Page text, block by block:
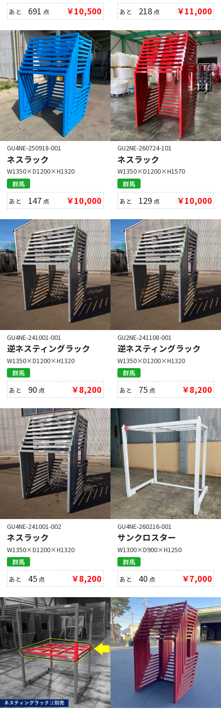
あと 691 点 ￥10,500 あと 218 点 ￥11,000
GU4NE-250918-001
ネスラック
W1350×D1200×H1320
群馬
あと 147 点 ￥10,000
GU2NE-260724-101
ネスラック
W1350×D1200×H1570
群馬
あと 129 点 ￥10,000
GU4NE-241001-001
逆ネスティングラック
W1350×D1200×H1320
群馬
あと 90 点 ￥8,200
GU2NE-241108-001
逆ネスティングラック
W1350×D1200×H1320
群馬
あと 75 点 ￥8,200
GU4NE-241001-002
ネスラック
W1350×D1200×H1320
群馬
あと45 点 ￥8,200
GU4NE-260216-001
サンクロスター
W1300×D900×H1250
群馬
あと40 点 ￥7,000